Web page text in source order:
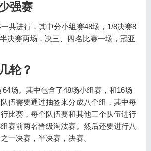
强赛
共进行，其中分小组赛48场，1/8决赛8
决赛两场，决三、四名比赛一场，冠亚
轮？
场。其中包含了48场小组赛，和16场
伍需要通过抽签来分成八个组，其中每
比赛，每个队伍要和其他三个队伍进行
赛前两名晋级淘汰赛。然后还要进行八
一决赛，半决赛，决赛。